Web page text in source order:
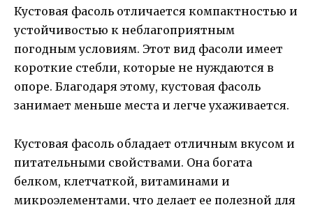
Кустовая фасоль отличается компактностью и
устойчивостью к неблагоприятным
погодным условиям. Этот вид фасоли имеет
короткие стебли, которые не нуждаются в
опоре. Благодаря этому, кустовая фасоль
занимает меньше места и легче ухаживается.
Кустовая фасоль обладает отличным вкусом и
питательными свойствами. Она богата
белком, клетчаткой, витаминами и
микроэлементами, что делает ее полезной для